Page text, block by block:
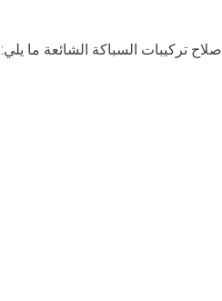
تركيبات السباكة الشائعة ما يلي: